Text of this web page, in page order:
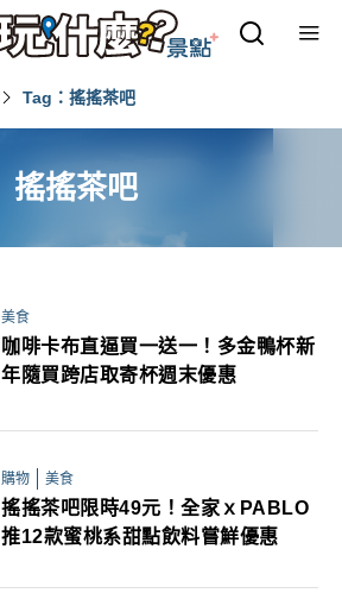
Tag：搖搖茶吧
搖搖茶吧
美食
咖啡卡布直逼買一送一！多金鴨杯新
年隨買跨店取寄杯週末優惠
購物 美食
搖搖茶吧限時49元！全家ｘPABLO
推12款蜜桃系甜點飲料嘗鮮優惠